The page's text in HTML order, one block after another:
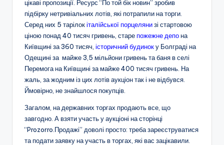
цікаві пропозиції. Ресурс“По той бік новин” зробив
підбірку нетривіальних лотів, які потрапили на торги.
Серед них 5 тарілокіталійської порцелянизі стартовою
ціною понад 40 тисяч гривень, старепожежне депона
Київщині за 360 тисяч, історичний будиноку Болграді на
Одещині за майже 3,5 мільйони гривень табаняв селі
Перемога на Київщині за майже 400 тисяч гривень. На
жаль, за жодним із цих лотів аукціон так і не відбувся.
Ймовірно, не знайшлося покупців.
Загалом, на державних торгах продають все, що
завгодно. А взяти участь у аукціоні на сторінці
“Prozorro.Продажі” доволі просто: треба зареєструватися
та подати заявку на участь в торгах, які вас зацікавили.